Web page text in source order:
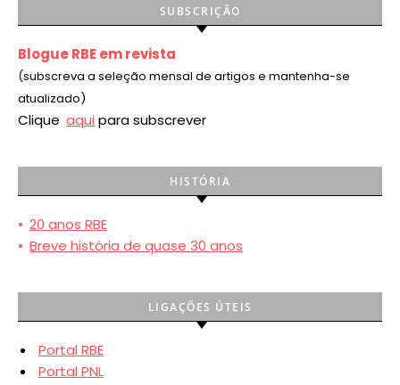
SUBSCRIÇÃO
Blogue RBE em revista
(subscreva a seleção mensal de artigos e mantenha-se
atualizado)
Clique aqui para subscrever
HISTÓRIA
• 20 anos RBE
• Breve história de quase 30 anos
LIGAÇÕES ÚTEIS
Portal RBE
Portal PNL